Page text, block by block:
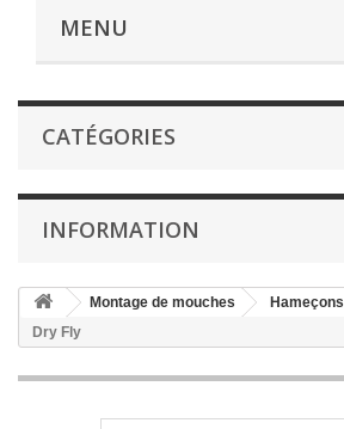
MENU
CATÉGORIES
INFORMATION
Montage de mouches Hameçons
Dry Fly